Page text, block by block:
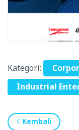
Kategori:
Industrial
Kembali